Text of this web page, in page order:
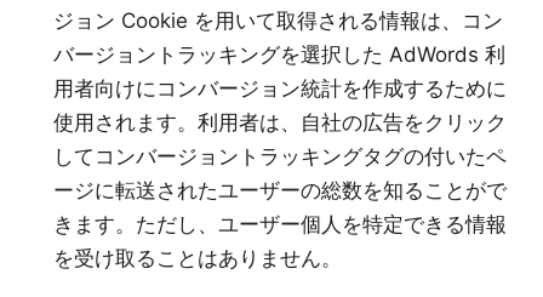
ジョン Cookie を用いて取得される情報は、コン
バージョントラッキングを選択した AdWords 利
用者向けにコンバージョン統計を作成するために
使用されます。利用者は、自社の広告をクリック
してコンバージョントラッキングタグの付いたペ
ージに転送されたユーザーの総数を知ることがで
きます。ただし、ユーザー個人を特定できる情報
を受け取ることはありません。